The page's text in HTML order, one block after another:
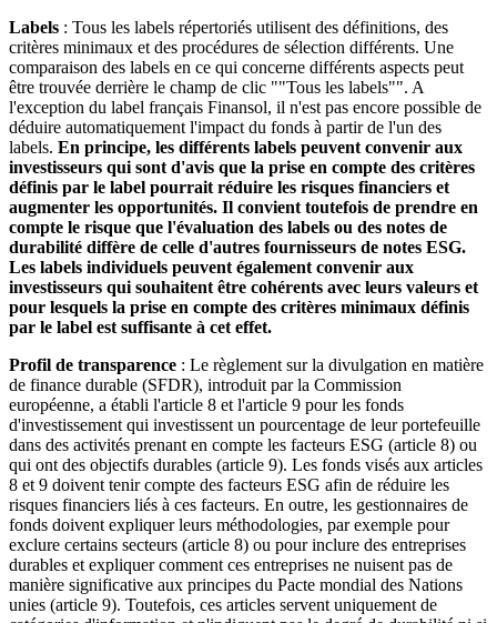
Labels : Tous les labels répertoriés utilisent des définitions, des
critères minimaux et des procédures de sélection différents. Une
comparaison des labels en ce qui concerne différents aspects peut
être trouvée derrière le champ de clic ""Tous les labels"". A
l'exception du label français Finansol, il n'est pas encore possible de
déduire automatiquement l'impact du fonds à partir de l'un des
labels. En principe, les différents labels peuvent convenir aux
investisseurs qui sont d'avis que la prise en compte des critères
définis par le label pourrait réduire les risques financiers et
augmenter les opportunités. Il convient toutefois de prendre en
compte le risque que l'évaluation des labels ou des notes de
durabilité diffère de celle d'autres fournisseurs de notes ESG.
Les labels individuels peuvent également convenir aux
investisseurs qui souhaitent être cohérents avec leurs valeurs et
pour lesquels la prise en compte des critères minimaux définis
par le label est suffisante à cet effet.
Profil de transparence : Le règlement sur la divulgation en matière
de finance durable (SFDR), introduit par la Commission
européenne, a établi l'article 8 et l'article 9 pour les fonds
d'investissement qui investissent un pourcentage de leur portefeuille
dans des activités prenant en compte les facteurs ESG (article 8) ou
qui ont des objectifs durables (article 9). Les fonds visés aux articles
8 et 9 doivent tenir compte des facteurs ESG afin de réduire les
risques financiers liés à ces facteurs. En outre, les gestionnaires de
fonds doivent expliquer leurs méthodologies, par exemple pour
exclure certains secteurs (article 8) ou pour inclure des entreprises
durables et expliquer comment ces entreprises ne nuisent pas de
manière significative aux principes du Pacte mondial des Nations
unies (article 9). Toutefois, ces articles servent uniquement de